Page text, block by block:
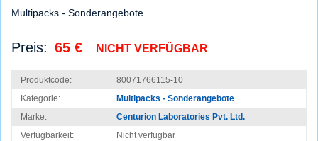
Multipacks - Sonderangebote
Preis: 65 € NICHT VERFÜGBAR
Produktcode:
80071766115-10
Kategorie:
Multipacks - Sonderangebote
Marke:
Centurion Laboratories Pvt. Ltd.
Verfügbarkeit:
Nicht verfügbar